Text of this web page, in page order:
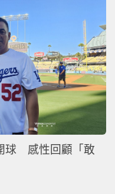
球 感性回顧「敢